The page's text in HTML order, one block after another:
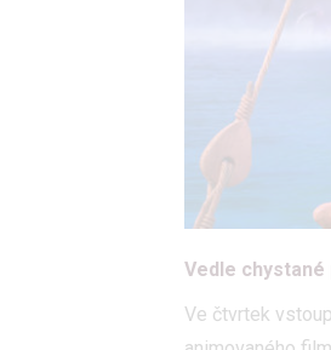
Vedle chystané
Ve čtvrtek